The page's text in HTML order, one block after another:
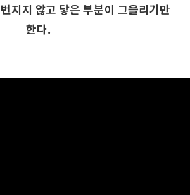
지지 않고 닿은 부분이 그을리기만
한다.